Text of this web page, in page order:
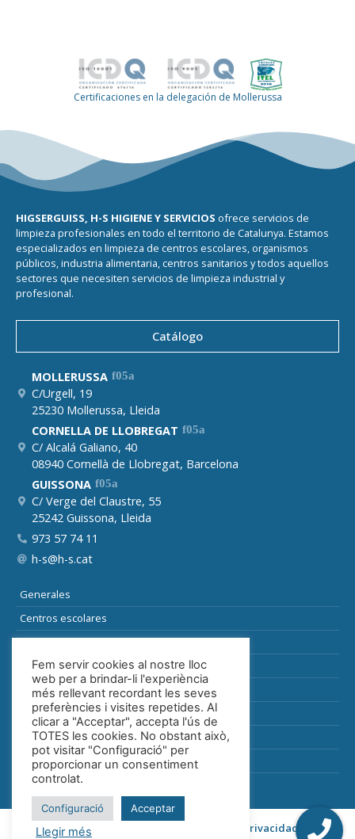
Certificaciones en la delegación de Mollerussa
HIGSERGUISS, H-S HIGIENE Y SERVICIOS ofrece servicios de
limpieza profesionales en todo el territorio de Catalunya. Estamos
especializados en limpieza de centros escolares, organismos
públicos, industria alimentaria, centros sanitarios y todos aquellos
sectores que necesiten servicios de limpieza industrial y
profesional.
Catálogo
MOLLERUSSA
C/Urgell, 19
25230 Mollerussa, Lleida
CORNELLA DE LLOBREGAT
C/ Alcalá Galiano, 40
08940 Cornellà de Llobregat, Barcelona
GUISSONA
C/ Verge del Claustre, 55
25242 Guissona, Lleida
973 57 74 11
h-s@h-s.cat
Generales
Centros escolares
Suelo
Especiales y auxiliares
Industria
Sanitaria
Alimentaria
Catálogo
Contacto Política de privacidad
Fem servir cookies al nostre lloc
web per a brindar-li l'experiència
més rellevant recordant les seves
preferències i visites repetides. Al
clicar a "Acceptar", accepta l'ús de
TOTES les cookies. No obstant això,
pot visitar "Configuració" per
proporcionar un consentiment
controlat.
Configuració Acceptar
Llegir més